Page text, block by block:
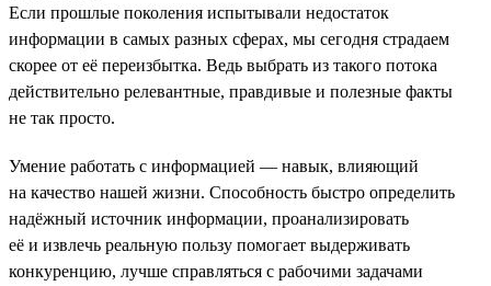
Если прошлые поколения испытывали недостаток
информации в самых разных сферах, мы сегодня страдаем
скорее от её переизбытка. Ведь выбрать из такого потока
действительно релевантные, правдивые и полезные факты
не так просто.
Умение работать с информацией — навык, влияющий
на качество нашей жизни. Способность быстро определить
надёжный источник информации, проанализировать
её и извлечь реальную пользу помогает выдерживать
конкуренцию, лучше справляться с рабочими задачами